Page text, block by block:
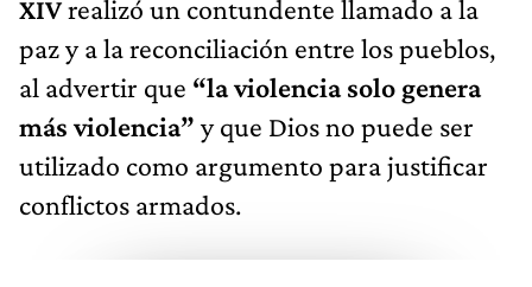
XIVrealizó un contundente llamado a la
paz y a la reconciliación entre los pueblos,
al advertir que “la violencia solo genera
más violencia” y que Dios no puede ser
utilizado como argumento para justificar
conflictos armados.